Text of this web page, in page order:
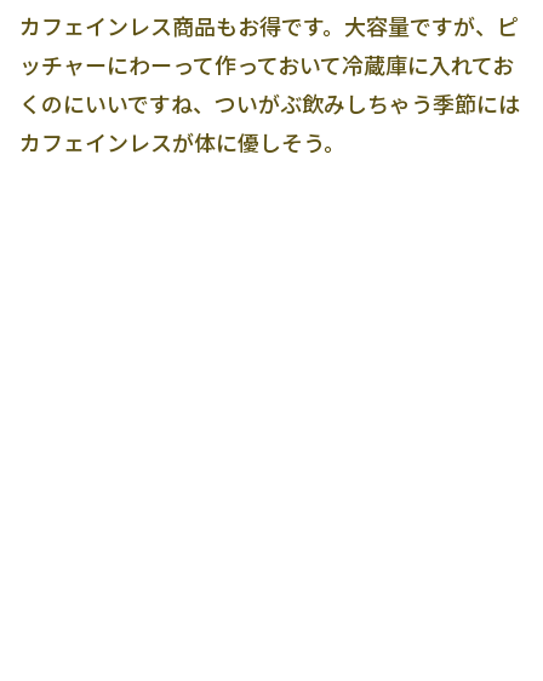
カフェインレス商品もお得です。大容量ですが、ピ
ッチャーにわーって作っておいて冷蔵庫に入れてお
くのにいいですね、ついがぶ飲みしちゃう季節には
カフェインレスが体に優しそう。